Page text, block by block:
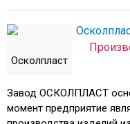
Завод ОСКОЛПЛАСТ
момент предприятие